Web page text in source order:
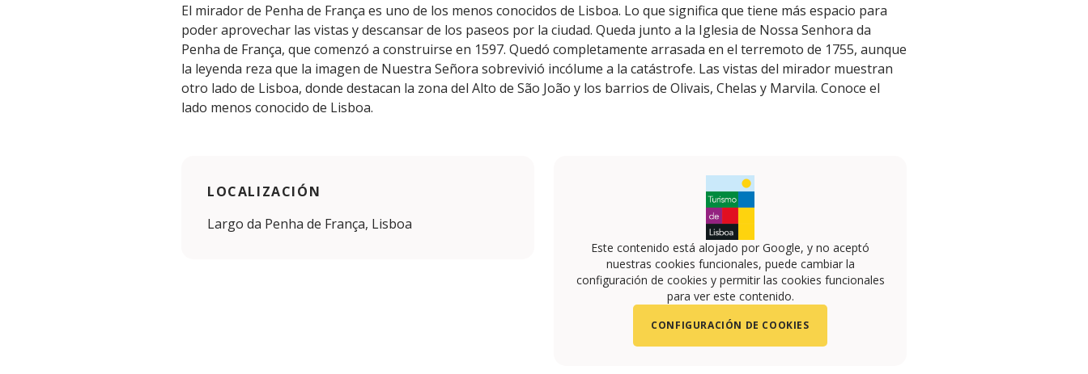
El mirador de Penha de França es uno de los menos conocidos de Lisboa. Lo que significa que tiene más espacio para
poder aprovechar las vistas y descansar de los paseos por la ciudad. Queda junto a la Iglesia de Nossa Senhora da
Penha de França, que comenzó a construirse en 1597. Quedó completamente arrasada en el terremoto de 1755, aunque
la leyenda reza que la imagen de Nuestra Señora sobrevivió incólume a la catástrofe. Las vistas del mirador muestran
otro lado de Lisboa, donde destacan la zona del Alto de São João y los barrios de Olivais, Chelas y Marvila. Conoce el
lado menos conocido de Lisboa.
LOCALIZACIÓN
Largo da Penha de França, Lisboa
Este contenido está alojado por Google, y no aceptó
nuestras cookies funcionales, puede cambiar la
configuración de cookies y permitir las cookies funcionales
para ver este contenido.
CONFIGURACIÓN DE COOKIES